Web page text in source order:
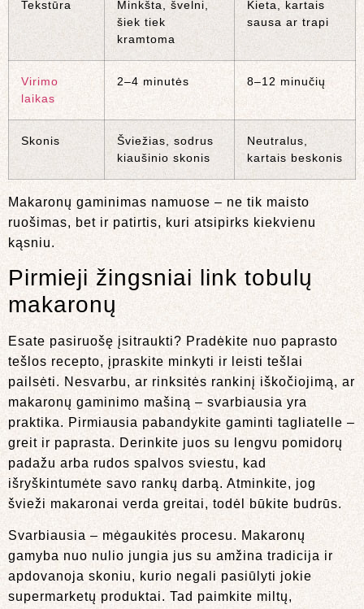
Tekstūra
Minkšta, švelni,
šiek tiek
kramtoma
Kieta, kartais
sausa ar trapi
Virimo
laikas
2–4 minutės 8–12 minučių
Skonis
Šviežias, sodrus
kiaušinio skonis
Neutralus,
kartais beskonis
Makaronų gaminimas namuose – ne tik maisto
ruošimas, bet ir patirtis, kuri atsipirks kiekvienu
kąsniu.
Pirmieji žingsniai link tobulų
makaronų
Esate pasiruošę įsitraukti? Pradėkite nuo paprasto
tešlos recepto, įpraskite minkyti ir leisti tešlai
pailsėti. Nesvarbu, ar rinksitės rankinį iškočiojimą, ar
makaronų gaminimo mašiną – svarbiausia yra
praktika. Pirmiausia pabandykite gaminti tagliatelle –
greit ir paprasta. Derinkite juos su lengvu pomidorų
padažu arba rudos spalvos sviestu, kad
išryškintumėte savo rankų darbą. Atminkite, jog
švieži makaronai verda greitai, todėl būkite budrūs.
Svarbiausia – mėgaukitės procesu. Makaronų
gamyba nuo nulio jungia jus su amžina tradicija ir
apdovanoja skoniu, kurio negali pasiūlyti jokie
supermarketų produktai. Tad paimkite miltų,